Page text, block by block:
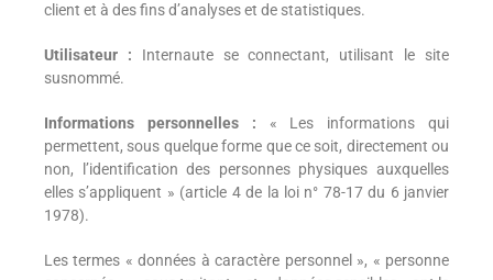
client et à des fins d’analyses et de statistiques.
Utilisateur : Internaute se connectant, utilisant le site
susnommé.
Informations personnelles : « Les informations qui
permettent, sous quelque forme que ce soit, directement ou
non, l’identification des personnes physiques auxquelles
elles s’appliquent » (article 4 de la loi n° 78-17 du 6 janvier
1978).
Les termes « données à caractère personnel », « personne